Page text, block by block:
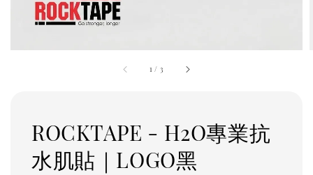
1 / 3
ROCKTAPE - H2O專業抗
水肌貼｜LOGO黑